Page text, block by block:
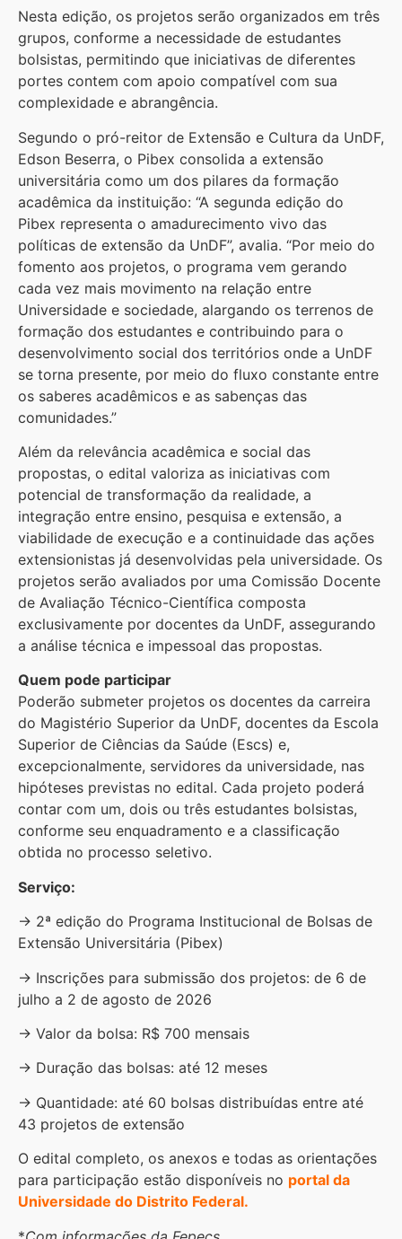
Nesta edição, os projetos serão organizados em três
grupos, conforme a necessidade de estudantes
bolsistas, permitindo que iniciativas de diferentes
portes contem com apoio compatível com sua
complexidade e abrangência.
Segundo o pró-reitor de Extensão e Cultura da UnDF,
Edson Beserra, o Pibex consolida a extensão
universitária como um dos pilares da formação
acadêmica da instituição: “A segunda edição do
Pibex representa o amadurecimento vivo das
políticas de extensão da UnDF”, avalia. “Por meio do
fomento aos projetos, o programa vem gerando
cada vez mais movimento na relação entre
Universidade e sociedade, alargando os terrenos de
formação dos estudantes e contribuindo para o
desenvolvimento social dos territórios onde a UnDF
se torna presente, por meio do fluxo constante entre
os saberes acadêmicos e as sabenças das
comunidades.”
Além da relevância acadêmica e social das
propostas, o edital valoriza as iniciativas com
potencial de transformação da realidade, a
integração entre ensino, pesquisa e extensão, a
viabilidade de execução e a continuidade das ações
extensionistas já desenvolvidas pela universidade. Os
projetos serão avaliados por uma Comissão Docente
de Avaliação Técnico-Científica composta
exclusivamente por docentes da UnDF, assegurando
a análise técnica e impessoal das propostas.
Quem pode participar
Poderão submeter projetos os docentes da carreira
do Magistério Superior da UnDF, docentes da Escola
Superior de Ciências da Saúde (Escs) e,
excepcionalmente, servidores da universidade, nas
hipóteses previstas no edital. Cada projeto poderá
contar com um, dois ou três estudantes bolsistas,
conforme seu enquadramento e a classificação
obtida no processo seletivo.
Serviço:
→ 2ª edição do Programa Institucional de Bolsas de
Extensão Universitária (Pibex)
→ Inscrições para submissão dos projetos: de 6 de
julho a 2 de agosto de 2026
→ Valor da bolsa: R$ 700 mensais
→ Duração das bolsas: até 12 meses
→ Quantidade: até 60 bolsas distribuídas entre até
43 projetos de extensão
O edital completo, os anexos e todas as orientações
para participação estão disponíveis no portal da
Universidade do Distrito Federal.